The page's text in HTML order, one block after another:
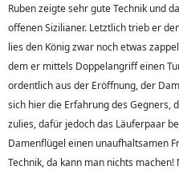
Ruben zeigte sehr gute Technik und
offenen Sizilianer. Letztlich trieb er
lies den König zwar noch etwas
dem er mittels Doppelangriff einen
ordentlich aus der Eröffnung, der
sich hier die Erfahrung des Gegners,
zulies, dafür jedoch das Läuferpaar
Damenflügel einen unaufhaltsamen
Technik, da kann man nichts